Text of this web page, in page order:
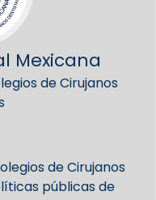
Mexicana
de Cirujanos
de Cirujanos
públicas de